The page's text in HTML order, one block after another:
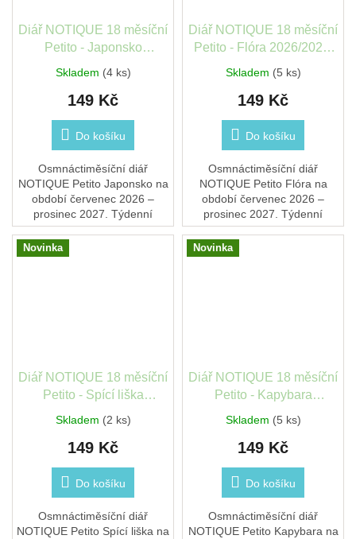
Diář NOTIQUE 18 měsíční
Petito - Japonsko
PGD-37214-V
Skladem (4 ks)
149 Kč
Do košíku
Osmnáctiměsíční diář
NOTIQUE Petito Japonsko na
období červenec 2026 –
prosinec 2027. Týdenní
kalendárium se jmény a
svátky a prostor na poznámky
u každého týdne. kapesní...
Diář NOTIQUE 18 měsíční
Petito - Flóra 2026/2027,
Skladem (5 ks)
149 Kč
Do košíku
Osmnáctiměsíční diář
NOTIQUE Petito Flóra na
období červenec 2026 –
prosinec 2027. Týdenní
kalendárium se jmény a
svátky a prostor na poznámky
u každého týdne. kapesní
Novinka
Diář NOTIQUE 18 měsíční
Petito - Spící liška
2026/2027, 11x16 cm
PGD-37216-V
Skladem (2 ks)
149 Kč
Do košíku
Osmnáctiměsíční diář
NOTIQUE Petito Spící liška na
Novinka
Diář NOTIQUE 18 měsíční
Petito - Kapybara
2026/2027, 11x16 cm
PGD-37213-V
Skladem (5 ks)
149 Kč
Do košíku
Osmnáctiměsíční diář
NOTIQUE Petito Kapybara na